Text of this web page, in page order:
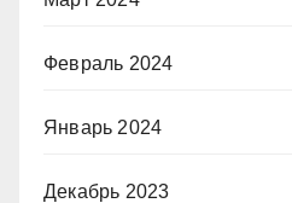
Февраль 2024
Январь 2024
Декабрь 2023